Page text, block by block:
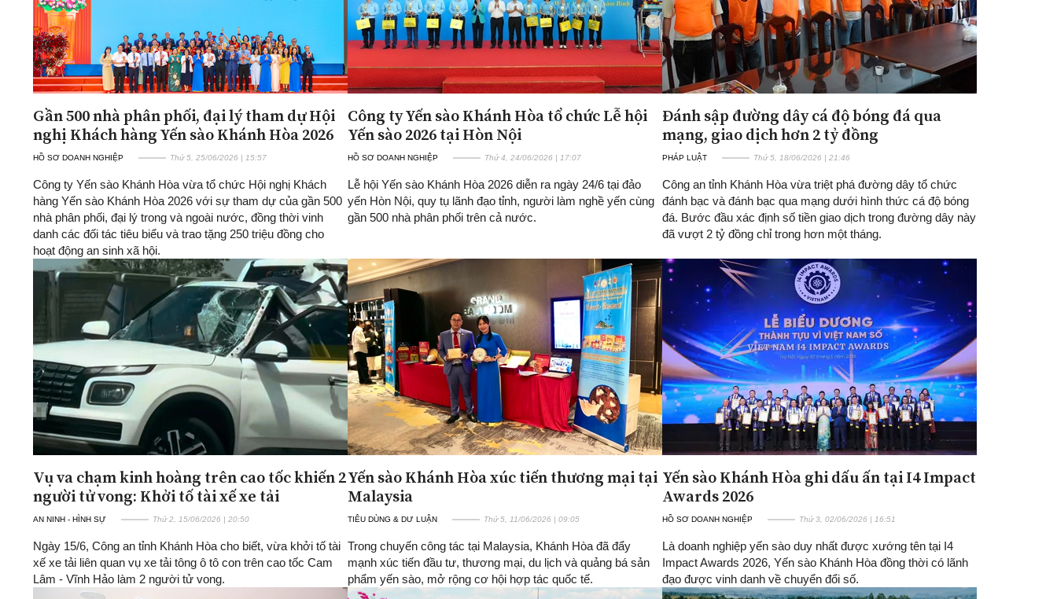
Gần 500 nhà phân phối, đại lý tham dự Hội
nghị Khách hàng Yến sào Khánh Hòa 2026
HỒ SƠ DOANH NGHIỆP Thứ 5, 25/06/2026 | 15:57
Công ty Yến sào Khánh Hòa vừa tổ chức Hội nghị Khách
hàng Yến sào Khánh Hòa 2026 với sự tham dự của gần 500
nhà phân phối, đại lý trong và ngoài nước, đồng thời vinh
danh các đối tác tiêu biểu và trao tặng 250 triệu đồng cho
hoạt động an sinh xã hội.
Công ty Yến sào Khánh Hòa tổ chức Lễ hội
Yến sào 2026 tại Hòn Nội
HỒ SƠ DOANH NGHIỆP Thứ 4, 24/06/2026 | 17:07
Lễ hội Yến sào Khánh Hòa 2026 diễn ra ngày 24/6 tại đảo
yến Hòn Nội, quy tụ lãnh đạo tỉnh, người làm nghề yến cùng
gần 500 nhà phân phối trên cả nước.
Đánh sập đường dây cá độ bóng đá qua
mạng, giao dịch hơn 2 tỷ đồng
PHÁP LUẬT Thứ 5, 18/06/2026 | 21:46
Công an tỉnh Khánh Hòa vừa triệt phá đường dây tổ chức
đánh bạc và đánh bạc qua mạng dưới hình thức cá độ bóng
đá. Bước đầu xác định số tiền giao dịch trong đường dây này
đã vượt 2 tỷ đồng chỉ trong hơn một tháng.
Vụ va chạm kinh hoàng trên cao tốc khiến 2
người tử vong: Khởi tố tài xế xe tải
AN NINH - HÌNH SỰ Thứ 2, 15/06/2026 | 20:50
Ngày 15/6, Công an tỉnh Khánh Hòa cho biết, vừa khởi tố tài
xế xe tải liên quan vụ xe tải tông ô tô con trên cao tốc Cam
Lâm - Vĩnh Hảo làm 2 người tử vong.
Yến sào Khánh Hòa xúc tiến thương mại tại
Malaysia
TIÊU DÙNG & DƯ LUẬN Thứ 5, 11/06/2026 | 09:05
Trong chuyến công tác tại Malaysia, Khánh Hòa đã đẩy
mạnh xúc tiến đầu tư, thương mại, du lịch và quảng bá sản
phẩm yến sào, mở rộng cơ hội hợp tác quốc tế.
Yến sào Khánh Hòa ghi dấu ấn tại I4 Impact
Awards 2026
HỒ SƠ DOANH NGHIỆP Thứ 3, 02/06/2026 | 16:51
Là doanh nghiệp yến sào duy nhất được xướng tên tại I4
Impact Awards 2026, Yến sào Khánh Hòa đồng thời có lãnh
đạo được vinh danh về chuyển đổi số.